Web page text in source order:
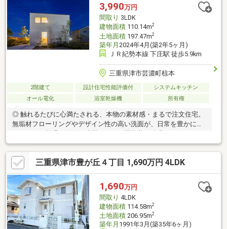
3,990万円
間取り 3LDK
建物面積110.14m2
土地面積197.47m2
築年月 2024年4月(築2年5ヶ月)
ＪＲ紀勢本線 下庄駅 徒歩5.9km
三重県津市芸濃町椋本
2階建て 設計住宅性能評価付
システムキッチン
オール電化
浴室乾燥機 所有権
◎ 触れるたびに心満たされる、本物の素材感・まるで注文住宅。
無垢材フローリングやデザイン性の高い洗面が、日常を豊かに彩
スキッチンを採用しました。・自然素材が映えるリビング。友人
を招きたくなる、自慢の空間がここにあります。◎ ライフスタイ
ルで選ぶ、3つの個性・「平屋」「ウッドフェンス」「吹抜け」か
ら、ご家族の理想の暮らしに合う一棟を選べます。・高気密高断
熱、長期優良住宅認定。美しいだけでなく、一年中快適で安心な
住まいです。・ただ住むだけじゃない。「暮らしをデザインす
る」という喜びを、この家で。
三重県津市豊が丘４丁目 1,690万円 4LDK
1,690万円
間取り 4LDK
建物面積114.58m2
土地面積206.95m2
築年月 1991年3月(築35年6ヶ月)